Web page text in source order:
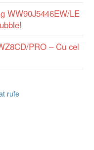
WW90J5446EW/LE
PRO – Cu cel
rufe